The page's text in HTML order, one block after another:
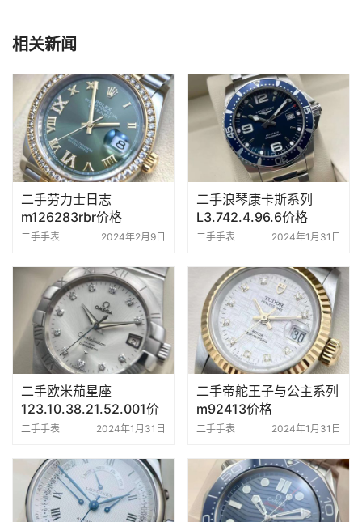
相关新闻
二手劳力士日志
m126283rbr价格
二手手表 2024年2月9日
二手浪琴康卡斯系列
L3.742.4.96.6价格
二手手表 2024年1月31日
二手欧米茄星座
123.10.38.21.52.001价
格
二手手表 2024年1月31日
二手帝舵王子与公主系列
m92413价格
二手手表 2024年1月31日